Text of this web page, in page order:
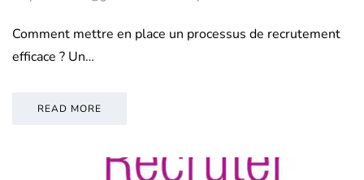
Comment mettre en place un processus de recrutement
efficace ? Un…
READ MORE